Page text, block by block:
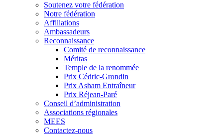
Soutenez votre fédération
Notre fédération
Affiliations
Ambassadeurs
Reconnaissance
Comité de reconnaissance
Méritas
Temple de la renommée
Prix Cédric-Grondin
Prix Asham Entraîneur
Prix Réjean-Paré
Conseil d’administration
Associations régionales
MEES
Contactez-nous